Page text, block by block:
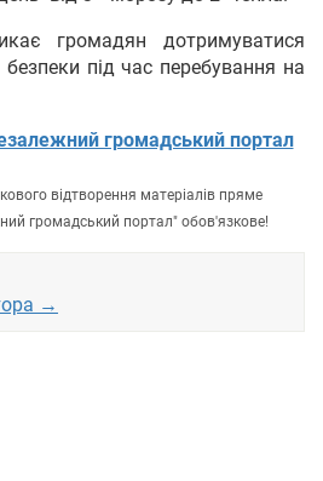
громадян дотримуватися
під час перебування на
громадський портал
відтворення матеріалів пряме
громадський портал" обов'язкове!
→